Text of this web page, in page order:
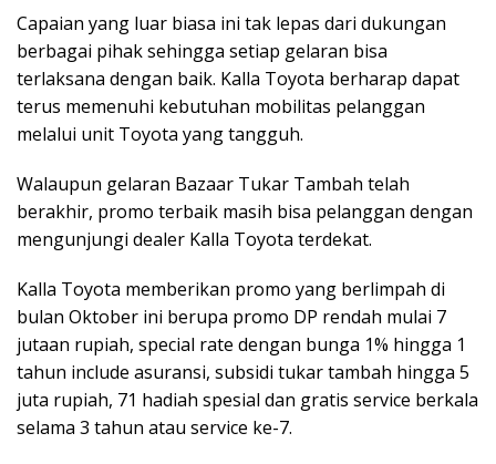
Capaian yang luar biasa ini tak lepas dari dukungan
berbagai pihak sehingga setiap gelaran bisa
terlaksana dengan baik. Kalla Toyota berharap dapat
terus memenuhi kebutuhan mobilitas pelanggan
melalui unit Toyota yang tangguh.
Walaupun gelaran Bazaar Tukar Tambah telah
berakhir, promo terbaik masih bisa pelanggan dengan
mengunjungi dealer Kalla Toyota terdekat.
Kalla Toyota memberikan promo yang berlimpah di
bulan Oktober ini berupa promo DP rendah mulai 7
jutaan rupiah, special rate dengan bunga 1% hingga 1
tahun include asuransi, subsidi tukar tambah hingga 5
juta rupiah, 71 hadiah spesial dan gratis service berkala
selama 3 tahun atau service ke-7.